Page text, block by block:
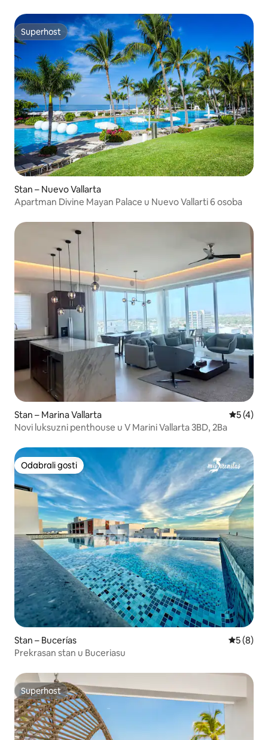
Superhost
Superhost
Stan – Nuevo Vallarta
Apartman Divine Mayan Palace u Nuevo Vallarti 6 osoba
Stan – Marina Vallarta
5 (4)
Novi luksuzni penthouse u V Marini Vallarta 3BD, 2Ba
Odabrali gosti
Odabrali gosti
Stan – Bucerías
5 (8)
Prekrasan stan u Buceriasu
Superhost
Superhost